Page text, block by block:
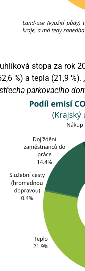
stopa za rok
%) a tepla (21,9 %).
parkovacího